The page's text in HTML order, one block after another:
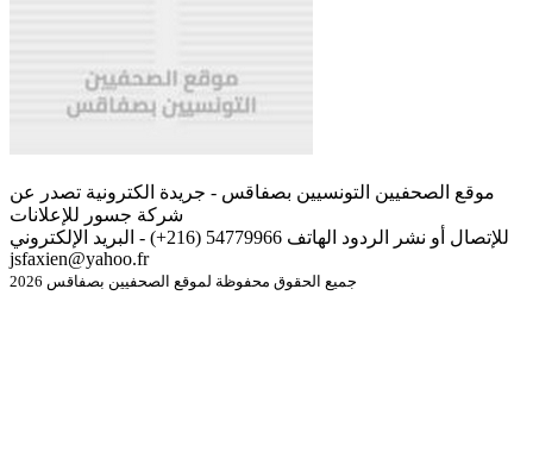
موقع الصحفيين التونسيين بصفاقس - جريدة الكترونية تصدر عن
شركة جسور للإعلانات
للإتصال أو نشر الردود الهاتف 54779966 (216+) - البريد الإلكتروني
jsfaxien@yahoo.fr
جميع الحقوق محفوظة لموقع الصحفيين بصفاقس 2026